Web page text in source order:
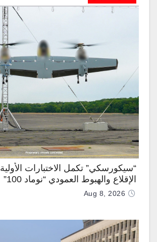
“سيكورسكي” تكمل الاختبارات
الإقلاع والهبوط العمودي “نوماد 100”
Aug 8, 2026